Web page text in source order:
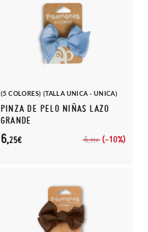
(5 COLORES) (TALLA UNICA - UNICA)
PINZA DE PELO NIÑAS LAZO
GRANDE
6,95€ (-10%)
6,25€